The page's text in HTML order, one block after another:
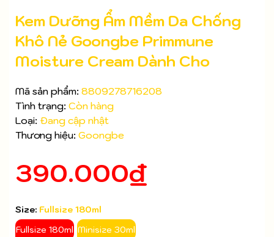
Kem Dưỡng Ẩm Mềm Da Chống
Khô Nẻ Goongbe Primmune
Moisture Cream Dành Cho
Mã sản phẩm: 8809278716208
Tình trạng: Còn hàng
Loại: Đang cập nhật
Thương hiệu: Goongbe
390.000₫
Size: Fullsize 180ml
Fullsize 180ml Minisize 30ml
Ngày hết hạn: